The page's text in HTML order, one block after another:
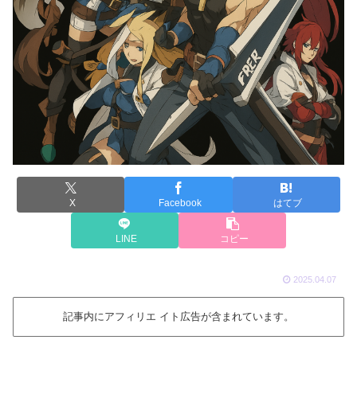
X Facebook はてブ
LINE コピー
2025.04.07
記事内にアフィリエ イト広告が含まれています。